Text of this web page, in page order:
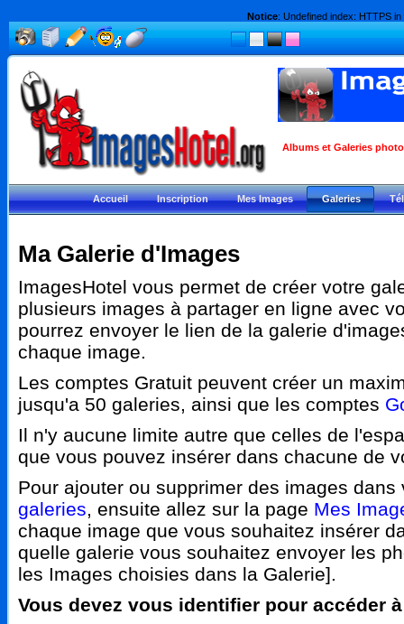
Notice: Undefined index: HTTPS in
Albums et Galeries
Accueil Inscription Mes Images Galeries
Ma Galerie d'Images
ImagesHotel vous permet de créer votre
plusieurs images à partager en ligne avec
pourrez envoyer le lien de la galerie
chaque image.
Les comptes Gratuit peuvent créer un
jusqu'a 50 galeries, ainsi que les comptes
Il n'y aucune limite autre que celles de
que vous pouvez insérer dans chacune de
Pour ajouter ou supprimer des images
galeries, ensuite allez sur la page Mes
chaque image que vous souhaitez insérer
quelle galerie vous souhaitez envoyer les
les Images choisies dans la Galerie].
Vous devez vous identifier pour accéder